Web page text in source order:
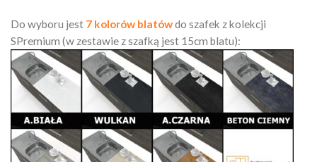
Do wyboru jest 7 kolorów blatówdo szafek z kolekcji
SPremium (w zestawie z szafką jest 15cm blatu):